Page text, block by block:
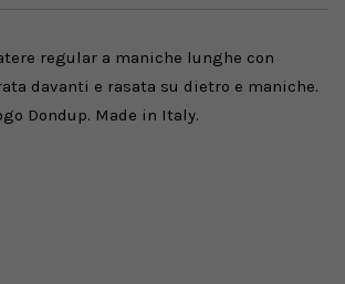
regular a maniche lunghe con
davanti e rasata su dietro e maniche.
Dondup. Made in Italy.